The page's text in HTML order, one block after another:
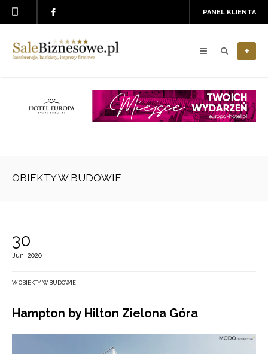
PANEL KLIENTA
+
OBIEKTY W BUDOWIE
30
Jun, 2020
W OBIEKTY W BUDOWIE
Hampton by Hilton Zielona Góra